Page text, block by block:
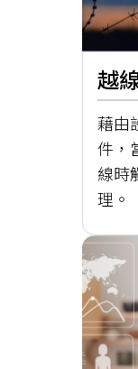
越
藉由
件，
線時
理。